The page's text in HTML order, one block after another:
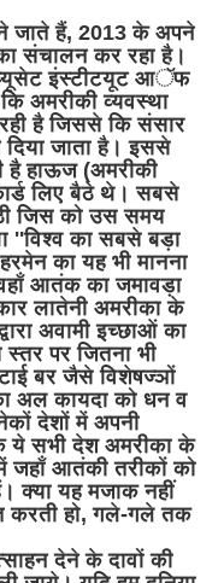
जाते हैं, 2013 के अपने
संचालन कर रहा है।
इंस्टीटयूट आॅफ
अमरीकी व्यवस्था
है जिससे कि संसार
जाता है। इससे
है हाऊज (अमरीकी
लिए बैठे थे। सबसे
जिस को उस समय
''विश्व का सबसे बड़ा
का यह भी मानना
वहाँ आतंक का जमावड़ा
लातेनी अमरीका के
अवामी इच्छाओं का
पर जितना भी
बर जैसे विशेषज्ञों
अल कायदा को धन व
देशों में अपनी
ये सभी देश अमरीका के
जहाँ आतंकी तरीकों को
क्या यह मजाक नहीं
करती हो, गले-गले तक
देने के दावों की